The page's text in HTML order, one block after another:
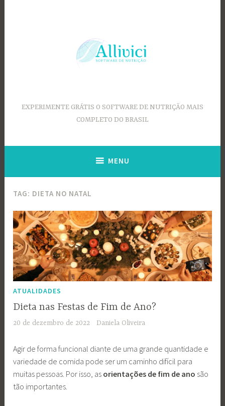
EXPERIMENTE GRÁTIS O SOFTWARE DE NUTRIÇÃO MAIS
COMPLETO DO BRASIL
MENU
TAG: DIETA NO NATAL
ATUALIDADES
Dieta nas Festas de Fim de Ano?
20 de dezembro de 2022 Daniela Oliveira
Agir de forma funcional diante de uma grande quantidade e
variedade de comida pode ser um caminho difícil para
muitas pessoas. Por isso, as orientações de fim de ano são
tão importantes.